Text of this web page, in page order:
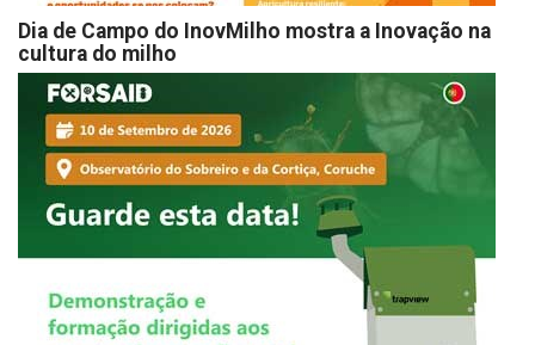
Dia de Campo do InovMilho mostra a Inovação na
cultura do milho